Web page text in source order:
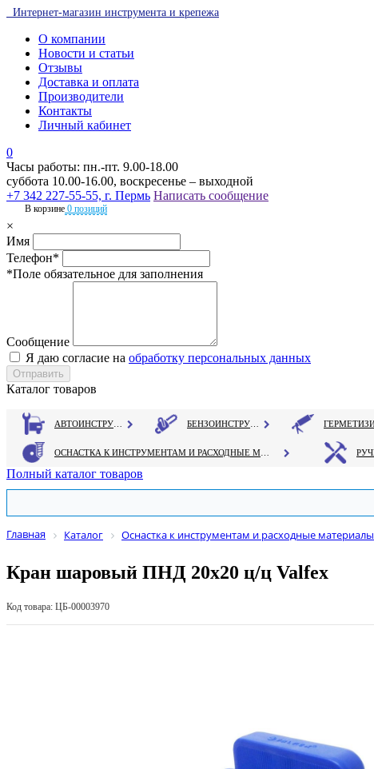
Интернет-магазин инструмента и крепежа
О компании
Новости и статьи
Отзывы
Доставка и оплата
Производители
Контакты
Личный кабинет
0
Часы работы: пн.-пт. 9.00-18.00
суббота 10.00-16.00, воскресенье – выходной
+7 342 227-55-55, г. Пермь Написать сообщение
В корзине 0 позиций
×
Имя
Телефон*
*Поле обязательное для заполнения
Сообщение
Я даю согласие на обработку персональных данных
Каталог товаров
Полный каталог товаров
Главная Каталог Оснастка к инструментам и расходные материалы
Кран шаровый ПНД 20х20 ц/ц Valfex
Код товара: ЦБ-00003970